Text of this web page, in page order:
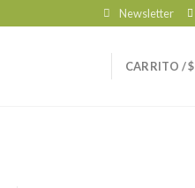
Newsletter
CARRITO /$